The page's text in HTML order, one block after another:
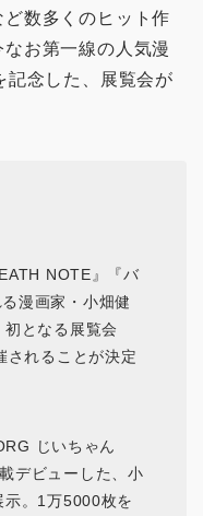
ど数多くのヒット作
お第一線の人気漫
記念した、展覧会が
NOTE』『バ
漫画家・小畑健
となる展覧会
されることが決定
じいちゃん
デビューした、小
。1万5000枚を